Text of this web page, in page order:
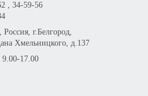
, 34-59-56
Россия, г.Белгород,
Хмельницкого, д.137
17.00